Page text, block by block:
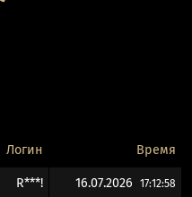
Логин Время
R***! 16.07.2026 17:12:58